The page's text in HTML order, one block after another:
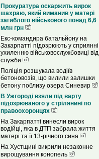
Прокуратура оскаржить вирок
шахраю, який виманив у матері
загиблого військового понад 6,6
млн грн
Екс-командира батальйону на
Закарпатті підозрюють у сприянні
ухиленню військовослужбовиці від
служби
Поліція розшукала водіїв
бетоновозів, що вилили залишки
бетону поблизу озера Синевир
В Ужгороді взяли під варту
підозрюваного у стрілянині по
правоохоронцях
На Закарпатті винесли вирок
водійці, яка в ДТП забрала життя
матері та її 13-річного сина
На Хустщині викрили незаконне
вирощування конопель